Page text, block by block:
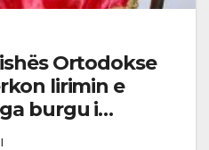
Ortodokse
lirimin e
burgu i